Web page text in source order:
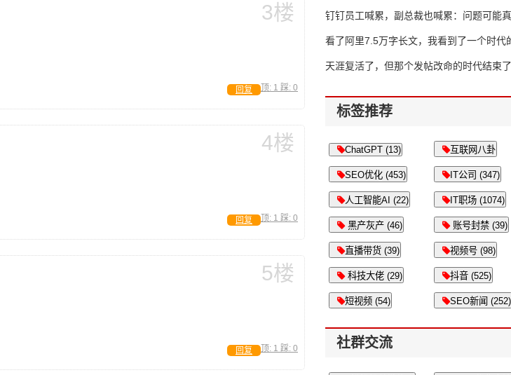
3楼
顶: 1 踩: 0
回复
4楼
顶: 1 踩: 0
回复
5楼
顶: 1 踩: 0
回复
钉钉员工喊累，副总裁也喊累：问题可能
了
看了阿里7.5万字长文，我看到了一个时代
天涯复活了，但那个发帖改命的时代结束了
标签推荐
ChatGPT (13) 互联网八卦
SEO优化 (453) IT公司 (347)
人工智能AI (22) IT职场 (1074)
黑产灰产 (46) 账号封禁 (39)
直播带货 (39) 视频号 (98)
科技大佬 (29) 抖音 (525)
短视频 (54) SEO新闻 (252)
社群交流